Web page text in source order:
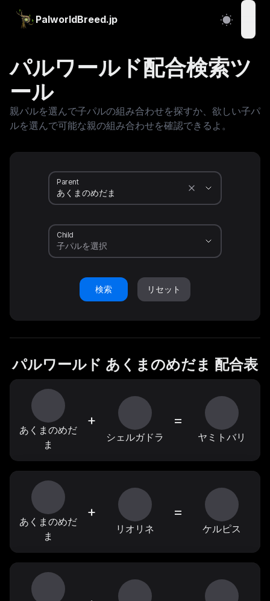
PalworldBreed.jp
パルワールド配合検索ツ
ール
親パルを選んで子パルの組み合わせを探すか、欲しい子パ
ルを選んで可能な親の組み合わせを確認できるよ。
Parent
Child
検索 リセット
パルワールド あくまのめだま 配合表
あくまのめだ
ま
+
シェルガドラ
=
ヤミトバリ
あくまのめだ
ま
+
リオリネ
=
ケルピス